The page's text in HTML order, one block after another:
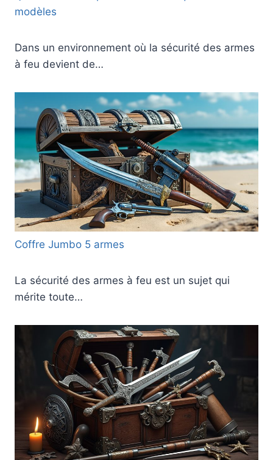
modèles
Dans un environnement où la sécurité des armes
à feu devient de…
Coffre Jumbo 5 armes
La sécurité des armes à feu est un sujet qui
mérite toute…